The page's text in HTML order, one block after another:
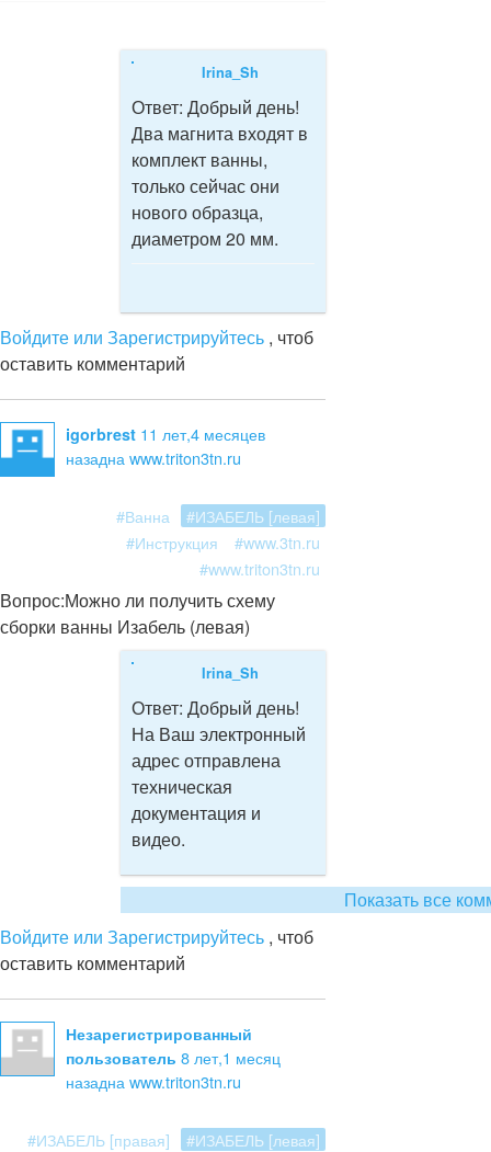
Irina_Sh
Ответ: Добрый день!
Два магнита входят в
комплект ванны,
только сейчас они
нового образца,
диаметром 20 мм.
Войдите или Зарегистрируйтесь , чтоб
оставить комментарий
igorbrest 11 лет,4 месяцев
назадна www.triton3tn.ru
#Ванна
#ИЗАБЕЛЬ [левая]
#Инструкция
#www.3tn.ru
#www.triton3tn.ru
Вопрос:Можно ли получить схему
сборки ванны Изабель (левая)
Irina_Sh
Ответ: Добрый день!
На Ваш электронный
адрес отправлена
техническая
документация и
видео.
Показать все
Войдите или Зарегистрируйтесь , чтоб
оставить комментарий
Незарегистрированный
пользователь 8 лет,1 месяц
назадна www.triton3tn.ru
#ИЗАБЕЛЬ [правая]
#ИЗАБЕЛЬ [левая]